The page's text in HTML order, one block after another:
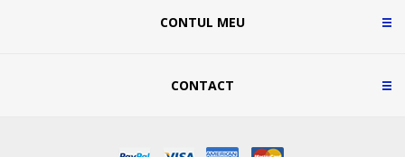
CONTUL MEU
CONTACT